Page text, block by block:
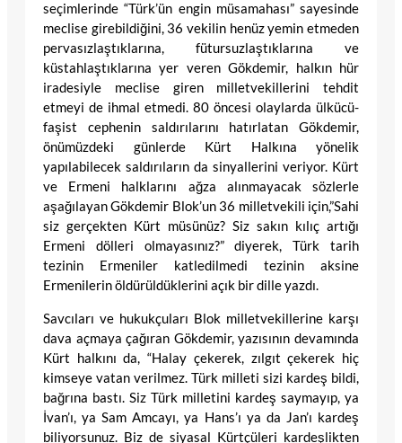
seçimlerinde “Türk’ün engin müsamahası” sayesinde
meclise girebildiğini, 36 vekilin henüz yemin etmeden
pervasızlaştıklarına, fütursuzlaştıklarına ve
küstahlaştıklarına yer veren Gökdemir, halkın hür
iradesiyle meclise giren milletvekillerini tehdit
etmeyi de ihmal etmedi. 80 öncesi olaylarda ülkücü-
faşist cephenin saldırılarını hatırlatan Gökdemir,
önümüzdeki günlerde Kürt Halkına yönelik
yapılabilecek saldırıların da sinyallerini veriyor. Kürt
ve Ermeni halklarını ağza alınmayacak sözlerle
aşağılayan Gökdemir Blok’un 36 milletvekili için,”Sahi
siz gerçekten Kürt müsünüz? Siz sakın kılıç artığı
Ermeni dölleri olmayasınız?” diyerek, Türk tarih
tezinin Ermeniler katledilmedi tezinin aksine
Ermenilerin öldürüldüklerini açık bir dille yazdı.
Savcıları ve hukukçuları Blok milletvekillerine karşı
dava açmaya çağıran Gökdemir, yazısının devamında
Kürt halkını da, “Halay çekerek, zılgıt çekerek hiç
kimseye vatan verilmez. Türk milleti sizi kardeş bildi,
bağrına bastı. Siz Türk milletini kardeş saymayıp, ya
İvan’ı, ya Sam Amcayı, ya Hans’ı ya da Jan’ı kardeş
biliyorsunuz. Biz de siyasal Kürtçüleri kardeşlikten